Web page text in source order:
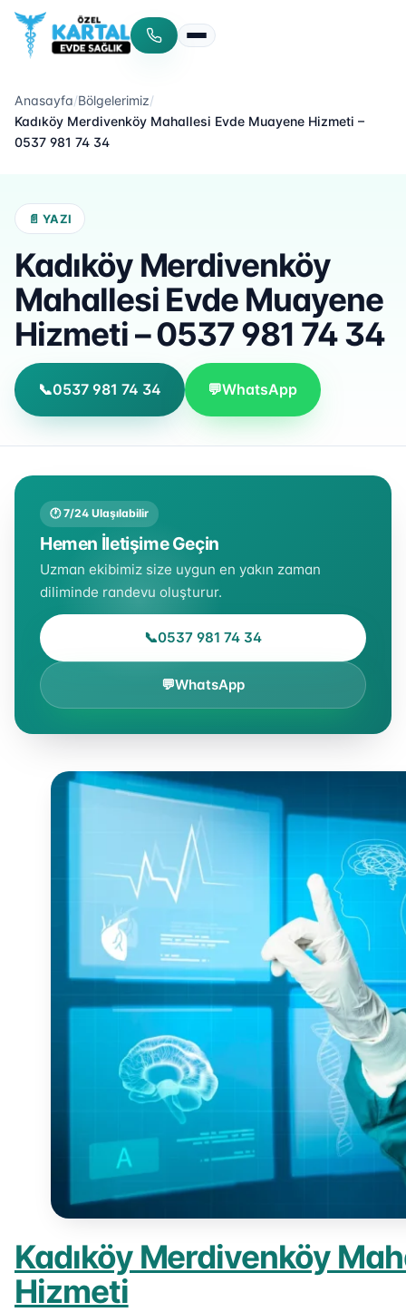
Menüyü aç/kapat
Anasayfa/Bölgelerimiz/
Kadıköy Merdivenköy Mahallesi Evde Muayene Hizmeti –
0537 981 74 34
📄 YAZI
Kadıköy Merdivenköy
Mahallesi Evde Muayene
Hizmeti – 0537 981 74 34
📞0537 981 74 34 💬WhatsApp
Kadıköy Merdivenköy
Hizmeti
🕐 7/24 Ulaşılabilir
Hemen İletişime Geçin
Uzman ekibimiz size uygun en yakın zaman
diliminde randevu oluşturur.
📞0537 981 74 34
💬WhatsApp